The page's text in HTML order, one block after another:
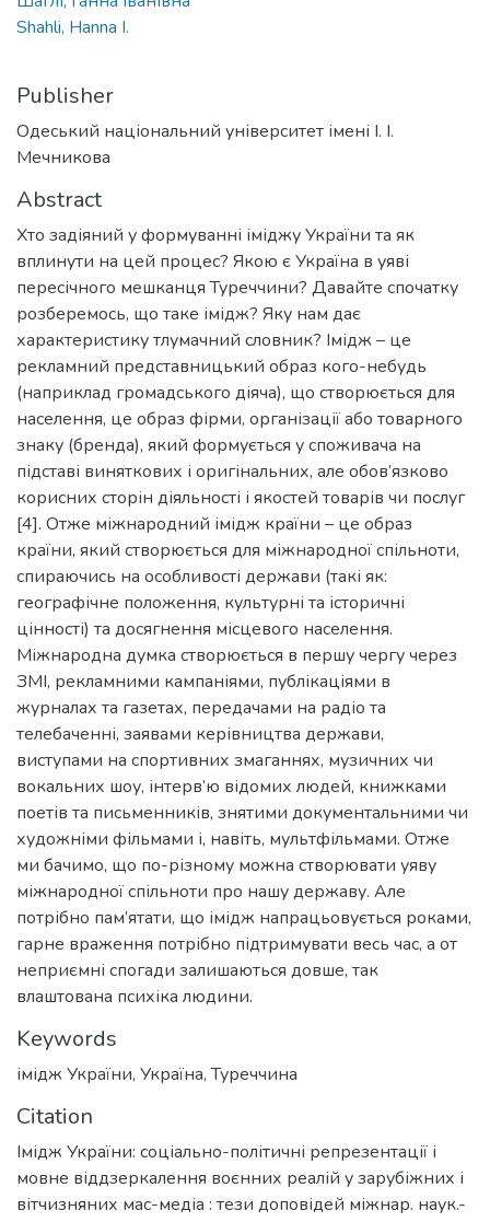
Shahli, Hanna I.
Publisher
Одеський національний університет імені І. І.
Мечникова
Abstract
Хто задіяний у формуванні іміджу України та як
вплинути на цей процес? Якою є Україна в уяві
пересічного мешканця Туреччини? Давайте спочатку
розберемось, що таке імідж? Яку нам дає
характеристику тлумачний словник? Імідж – це
рекламний представницький образ кого-небудь
(наприклад громадського діяча), що створюється для
населення, це образ фірми, організації або товарного
знаку (бренда), який формується у споживача на
підставі виняткових і оригінальних, але обов’язково
корисних сторін діяльності і якостей товарів чи послуг
[4]. Отже міжнародний імідж країни – це образ
країни, який створюється для міжнародної спільноти,
спираючись на особливості держави (такі як:
географічне положення, культурні та історичні
цінності) та досягнення місцевого населення.
Міжнародна думка створюється в першу чергу через
ЗМІ, рекламними кампаніями, публікаціями в
журналах та газетах, передачами на радіо та
телебаченні, заявами керівництва держави,
виступами на спортивних змаганнях, музичних чи
вокальних шоу, інтерв’ю відомих людей, книжками
поетів та письменників, знятими документальними чи
художніми фільмами і, навіть, мультфільмами. Отже
ми бачимо, що по-різному можна створювати уяву
міжнародної спільноти про нашу державу. Але
потрібно пам’ятати, що імідж напрацьовується роками,
гарне враження потрібно підтримувати весь час, а от
неприємні спогади залишаються довше, так
влаштована психіка людини.
Keywords
імідж України, Україна,Туреччина
Citation
Імідж України: соціально-політичні репрезентації і
мовне віддзеркалення воєнних реалій у зарубіжних і
вітчизняних мас-медіа : тези доповідей міжнар. наук.-